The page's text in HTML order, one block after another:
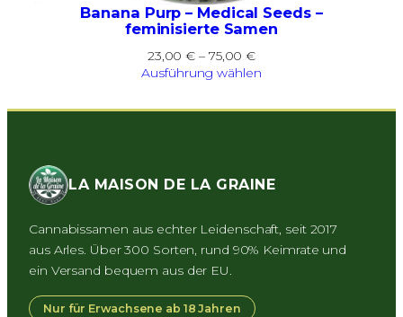
Banana Purp – Medical Seeds –
feminisierte Samen
23,00€ – 75,00€Preisspanne:
23,00 €
75,00 €
Ausführung wählen
LA MAISON DE LA GRAINE
Cannabissamen aus echter Leidenschaft, seit 2017
aus Arles. Über 300 Sorten, rund 90% Keimrate und
ein Versand bequem aus der EU.
Nur für Erwachsene ab 18 Jahren